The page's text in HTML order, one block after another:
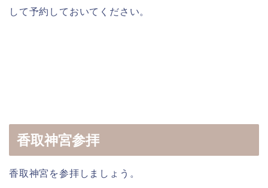
して予約しておいてください。
香取神宮参拝
香取神宮を参拝しましょう。